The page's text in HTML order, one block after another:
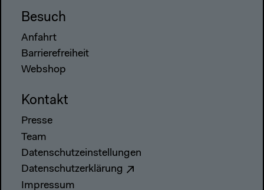
Besuch
Anfahrt
Barrierefreiheit
Webshop
Kontakt
Presse
Team
Datenschutzeinstellungen
Datenschutzerklärung
Impressum